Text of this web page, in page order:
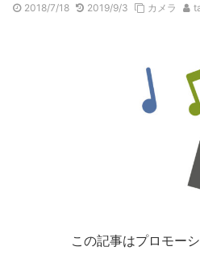
2018/7/18 2019/9/3 カメラ
この記事はプロモー